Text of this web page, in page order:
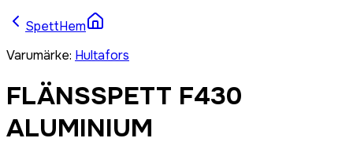
SpettHem
Varumärke: Hultafors
FLÄNSSPETT F430
ALUMINIUM